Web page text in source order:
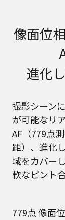
像面位
進化
撮影シーン
が可能なリ
AF（779点
距）、進化
域をカバー
軟なピント
779点 像面